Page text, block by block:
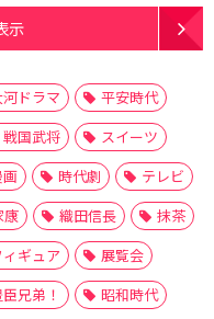
示
ドラマ
平安時代
戦国武将
スイーツ
時代劇
テレビ
康 織田信長
抹茶
ィギュア
展覧会
兄弟！
昭和時代